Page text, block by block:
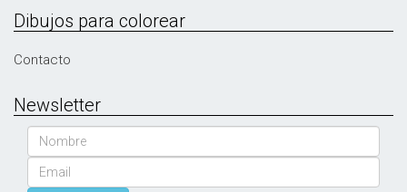
Dibujos para colorear
Contacto
Newsletter
Nombre
Email